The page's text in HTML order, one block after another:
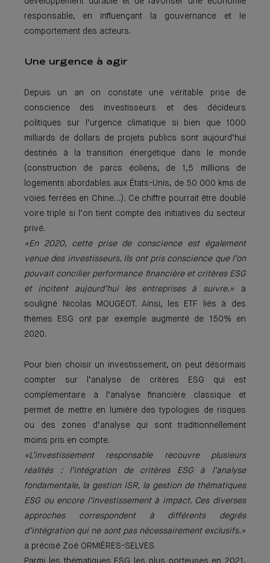
responsable, en influençant la gouvernance et le
comportement des acteurs.
Une urgence à agir
Depuis un an on constate une véritable prise de
conscience des investisseurs et des décideurs
politiques sur l’urgence climatique si bien que 1000
milliards de dollars de projets publics sont aujourd’hui
destinés à la transition énergétique dans le monde
(construction de parcs éoliens, de 1,5 millions de
logements abordables aux États-Unis, de 50 000 kms de
voies ferrées en Chine…). Ce chiffre pourrait être doublé
voire triplé si l’on tient compte des initiatives du secteur
privé.
«En 2020, cette prise de conscience est également
venue des investisseurs. Ils ont pris conscience que l’on
pouvait concilier performance financière et critères ESG
et incitent aujourd’hui les entreprises à suivre.» a
souligné Nicolas MOUGEOT. Ainsi, les ETF liés à des
thèmes ESG ont par exemple augmenté de 150% en
2020.
Pour bien choisir un investissement, on peut désormais
compter sur l’analyse de critères ESG qui est
complémentaire à l’analyse financière classique et
permet de mettre en lumière des typologies de risques
ou des zones d’analyse qui sont traditionnellement
moins pris en compte.
«L’investissement responsable recouvre plusieurs
réalités : l’intégration de critères ESG à l’analyse
fondamentale, la gestion ISR, la gestion de thématiques
ESG ou encore l’investissement à impact. Ces diverses
approches correspondent à différents degrés
d’intégration qui ne sont pas nécessairement exclusifs.»
a précisé Zoé ORMIÈRES-SELVES
Parmi les thématiques ESG les plus porteuses en 2021,